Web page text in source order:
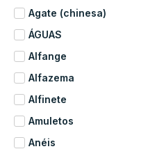
Agate (chinesa)
ÁGUAS
Alfange
Alfazema
Alfinete
Amuletos
Anéis